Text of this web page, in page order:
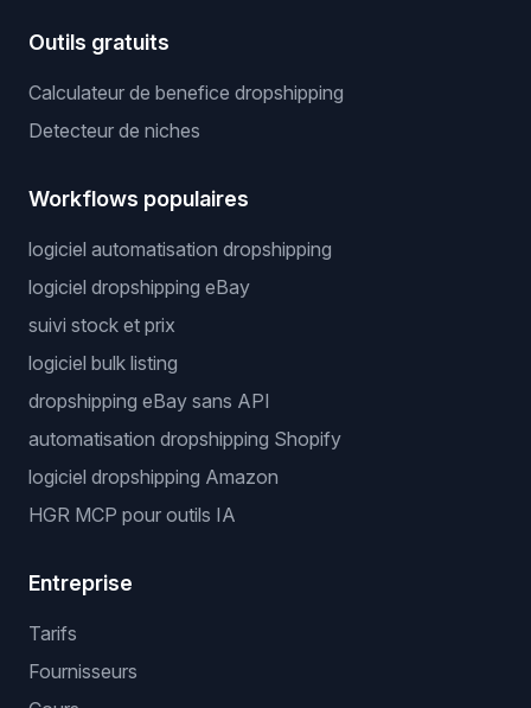
Outils gratuits
Calculateur de benefice dropshipping
Detecteur de niches
Workflows populaires
logiciel automatisation dropshipping
logiciel dropshipping eBay
suivi stock et prix
logiciel bulk listing
dropshipping eBay sans API
automatisation dropshipping Shopify
logiciel dropshipping Amazon
HGR MCP pour outils IA
Entreprise
Tarifs
Fournisseurs